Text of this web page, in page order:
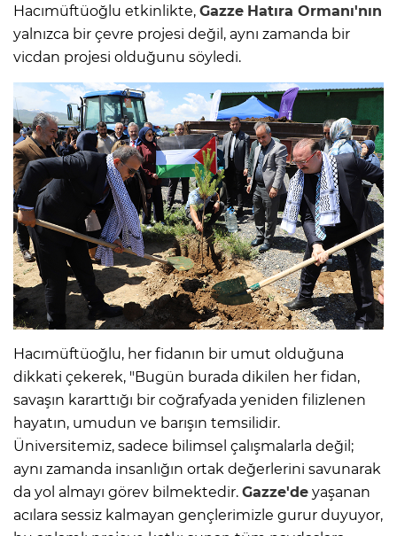
Hacımüftüoğlu etkinlikte, Gazze Hatıra Ormanı'nın
yalnızca bir çevre projesi değil, aynı zamanda bir
vicdan projesi olduğunu söyledi.
Hacımüftüoğlu, her fidanın bir umut olduğuna
dikkati çekerek, "Bugün burada dikilen her fidan,
savaşın kararttığı bir coğrafyada yeniden filizlenen
hayatın, umudun ve barışın temsilidir.
Üniversitemiz, sadece bilimsel çalışmalarla değil;
aynı zamanda insanlığın ortak değerlerini savunarak
da yol almayı görev bilmektedir. Gazze'de yaşanan
acılara sessiz kalmayan gençlerimizle gurur duyuyor,